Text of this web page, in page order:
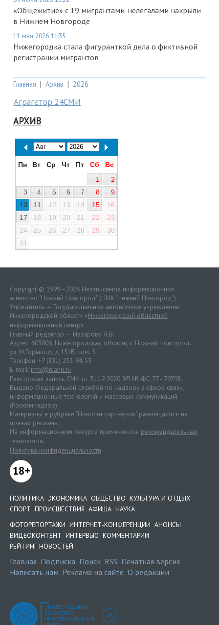
«Общежитие» с 19 мигрантами-нелегалами накрыли
в Нижнем Новгороде
11 мая 2026 11:35
Нижегородка стала фигуранткой дела о фиктивной
регистрации мигрантов
Главная | Архив | 2026
Аграгетор 24СМИ
АРХИВ
Пн Вт Ср Чт Пт Сб
Вс
1
2
3
4 5 6 7 8
9
10
11 12 13 14 15
16
17
18 19 20 21 22
23
24
25 26 27 28 29
30
31
Copyright © 1999—2026 Независимое информационное
агентство "Нижний Новгород" (НИА "Нижний Новгород")
Учредитель — Государственное автономное учреждение
Нижегородской области «Нижегородский областной
информационный центр»
Главный редактор — Назарова А.В.
Адрес: 603006, Нижегородская область, г. Нижний Новгород.
ул. М.Горького, д.151Б, пом. 5
Телефон: +7 (831) 233-94-53
E-mail: info@niann.ru
Реестровая запись СМИ от 31.12.2020 ЭЛ № ФС 77 - 79798.
Выдано Федеральной службой по надзору в сфере связи,
информационных технологий и массовых коммуникаций
(Роскомнадзор).
Материалы в рубрике "Новости партнеров" размещаются на
правах рекламы.
На информационном ресурсе применяются рекомендательные
технологии.
Политика конфиденциальности
18+
ПОЛИТИКА ЭКОНОМИКА ОБЩЕСТВО КУЛЬТУРА И ОТДЫХ
СПОРТ ПРОИСШЕСТВИЯ АФИША НАУКА
ФОТОРЕПОРТАЖИ ИНТЕРНЕТ-КОНФЕРЕНЦИИ АНОНСЫ
ВИДЕОКОНТЕНТ ИНТЕРВЬЮ КОММЕНТАРИИ
РЕЙТИНГ НОВОСТЕЙ
Главная Подписка Поиск RSS Печатная версия
Написать нам Реклама на сайте О редакции